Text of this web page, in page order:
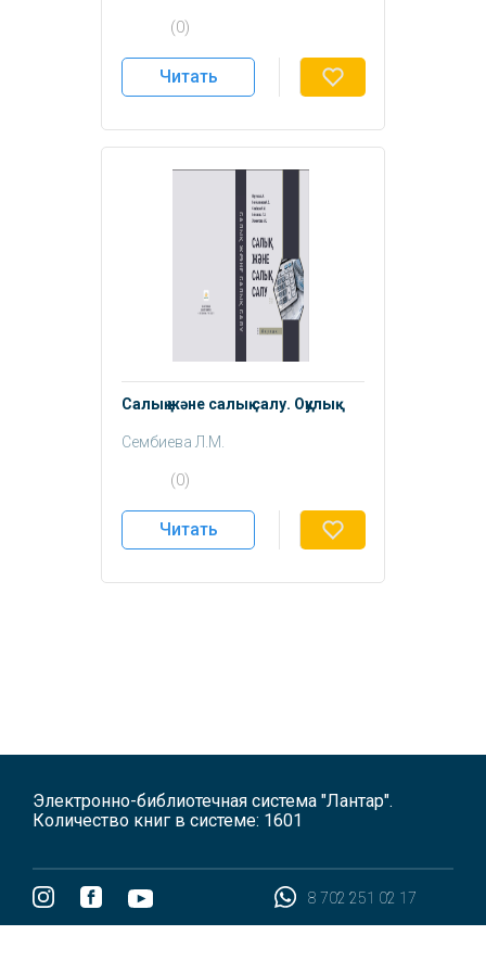
Бейсенова Л.З.
(0)
Читать
Салық және салық салу. Оқулық.
Сембиева Л.М.
Жахметова А.К
Бекболсынова А.С.
Нурумов А.А.
(0)
Читать
Электронно-библиотечная система "Лантар".
Количество книг в системе: 1601
8 702 251 02 17